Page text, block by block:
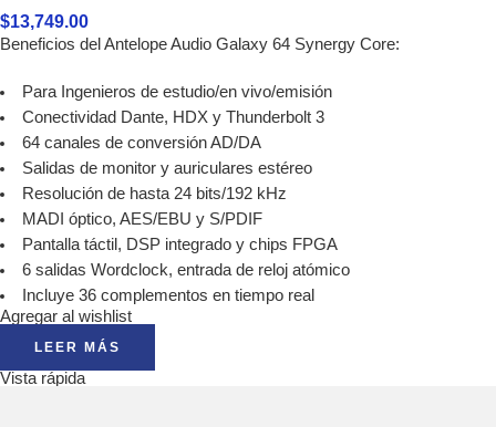
$13,749.00
Beneficios del Antelope Audio Galaxy 64 Synergy Core:
Para Ingenieros de estudio/en vivo/emisión
Conectividad Dante, HDX y Thunderbolt 3
64 canales de conversión AD/DA
Salidas de monitor y auriculares estéreo
Resolución de hasta 24 bits/192 kHz
MADI óptico, AES/EBU y S/PDIF
Pantalla táctil, DSP integrado y chips FPGA
6 salidas Wordclock, entrada de reloj atómico
Incluye 36 complementos en tiempo real
Agregar al wishlist
LEER MÁS
Vista rápida